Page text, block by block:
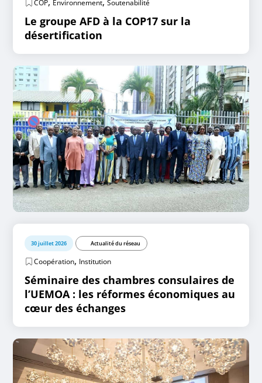
COP Environnement Soutenabilité
Le groupe AFD à la COP17 sur la
désertification
30 juillet 2026 Actualité du réseau
Coopération, Institution
Séminaire des chambres consulaires de
l’UEMOA : les réformes économiques au
cœur des échanges